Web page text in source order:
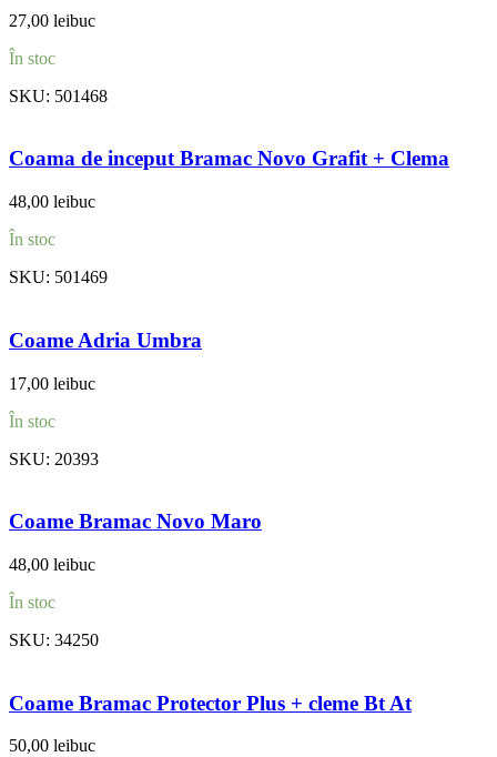
27,00 leibuc
În stoc
SKU: 501468
Coama de inceput Bramac Novo Grafit + Clema
48,00 leibuc
În stoc
SKU: 501469
Coame Adria Umbra
17,00 leibuc
În stoc
SKU: 20393
Coame Bramac Novo Maro
48,00 leibuc
În stoc
SKU: 34250
Coame Bramac Protector Plus + cleme Bt At
50,00 leibuc